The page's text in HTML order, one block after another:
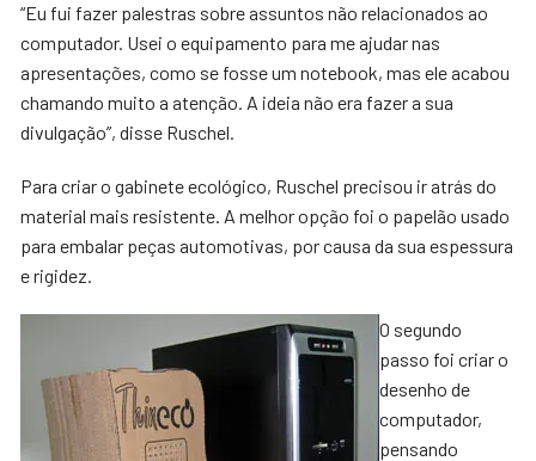
“Eu fui fazer palestras sobre assuntos não relacionados ao
computador. Usei o equipamento para me ajudar nas
apresentações, como se fosse um notebook, mas ele acabou
chamando muito a atenção. A ideia não era fazer a sua
divulgação”, disse Ruschel.
Para criar o gabinete ecológico, Ruschel precisou ir atrás do
material mais resistente. A melhor opção foi o papelão usado
para embalar peças automotivas, por causa da sua espessura
e rigidez.
O segundo
passo foi criar o
desenho de
computador,
pensando